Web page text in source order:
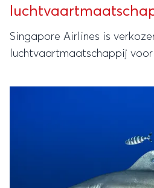
Singapore Airlines is
luchtvaartmaatschappij voor